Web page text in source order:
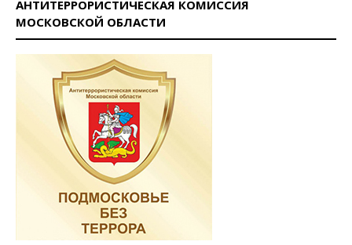
АНТИТЕРРОРИСТИЧЕСКАЯ КОМИССИЯ
МОСКОВСКОЙ ОБЛАСТИ